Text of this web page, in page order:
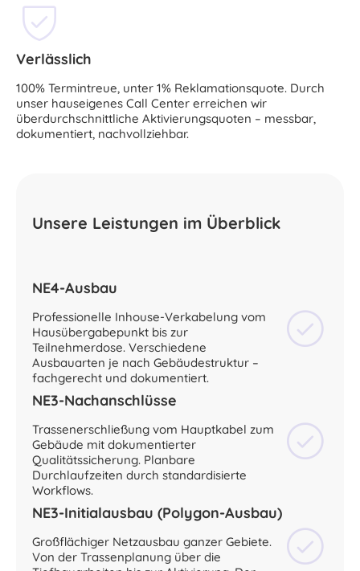
Verlässlich
100% Termintreue, unter 1% Reklamationsquote. Durch
unser hauseigenes Call Center erreichen wir
überdurchschnittliche Aktivierungsquoten – messbar,
dokumentiert, nachvollziehbar.
Unsere Leistungen im Überblick
NE4-Ausbau
Professionelle Inhouse-Verkabelung vom
Hausübergabepunkt bis zur
Teilnehmerdose. Verschiedene
Ausbauarten je nach Gebäudestruktur –
fachgerecht und dokumentiert.
NE3-Nachanschlüsse
Trassenerschließung vom Hauptkabel zum
Gebäude mit dokumentierter
Qualitätssicherung. Planbare
Durchlaufzeiten durch standardisierte
Workflows.
NE3-Initialausbau (Polygon-Ausbau)
Großflächiger Netzausbau ganzer Gebiete.
Von der Trassenplanung über die